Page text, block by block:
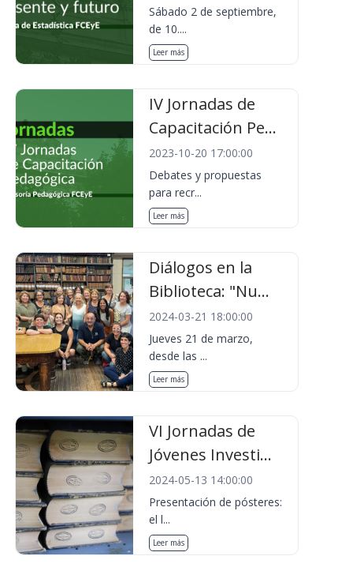
Sábado 2 de septiembre,
de 10....
Leer más
IV Jornadas de
Capacitación Pe...
2023-10-20 17:00:00
Debates y propuestas
para recr...
Leer más
Diálogos en la
Biblioteca: "Nu...
2024-03-21 18:00:00
Jueves 21 de marzo,
desde las ...
Leer más
VI Jornadas de
Jóvenes Investi...
2024-05-13 14:00:00
Presentación de pósteres:
el l...
Leer más